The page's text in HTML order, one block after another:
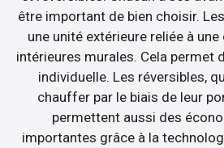
être important de bien choisir.
une unité extérieure reliée à
intérieures murales. Cela permet
individuelle. Les réversibles,
chauffer par le biais de leur
permettent aussi des
importantes grâce à la